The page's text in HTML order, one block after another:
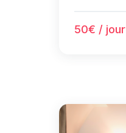
50€ / jour